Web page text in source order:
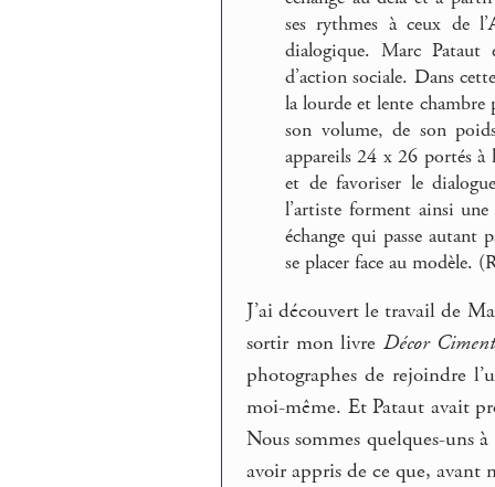
ses rythmes à ceux de
dialogique. Marc Pataut
d’action sociale. Dans
la lourde et lente chambre
son volume, de son
appareils 24 x 26 portés à
et de favoriser le
l’artiste forment ainsi
échange qui passe
se placer face au modèle.
J’ai découvert le travail de
sortir mon livre Décor Ciment
photographes de rejoindre
moi-même. Et Pataut avait
Nous sommes quelques-uns
avoir appris de ce que, avant